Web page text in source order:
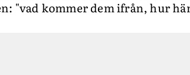
"vad kommer dem ifrån, hur